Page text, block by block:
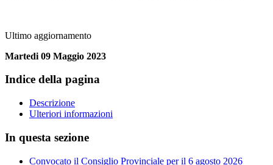
Ultimo aggiornamento
Martedi 09 Maggio 2023
Indice della pagina
Descrizione
Ulteriori informazioni
In questa sezione
Convocato il Consiglio Provinciale per il 6 agosto 2026